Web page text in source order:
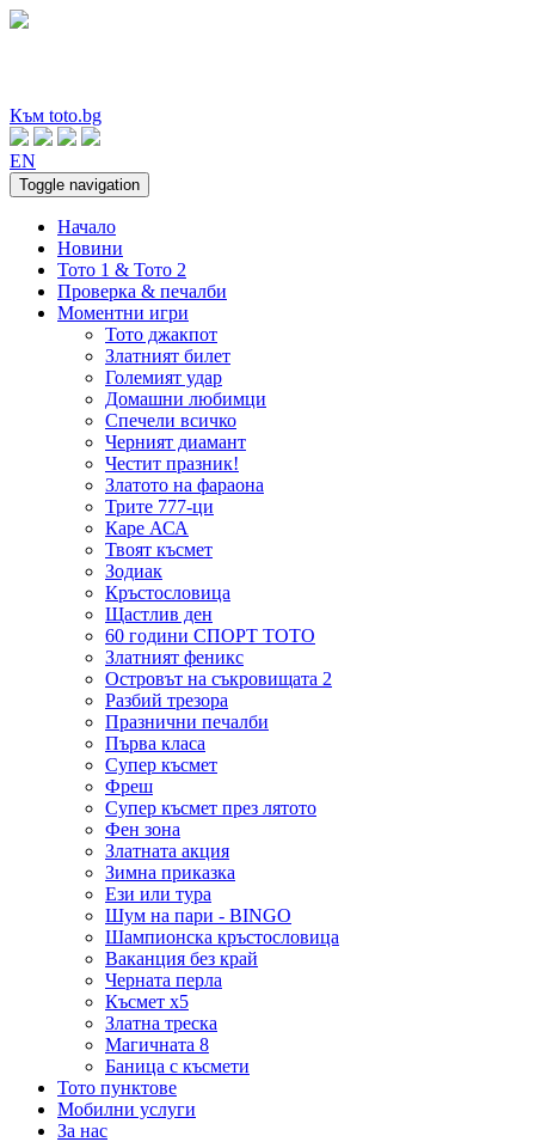
Към toto.bg
EN
Toggle navigation
Начало
Новини
Тото 1 & Тото 2
Проверка & печалби
Моментни игри
Тото джакпот
Златният билет
Големият удар
Домашни любимци
Спечели всичко
Черният диамант
Честит празник!
Златото на фараона
Трите 777-ци
Каре АСА
Твоят късмет
Зодиак
Кръстословица
Щастлив ден
60 години СПОРТ ТОТО
Златният феникс
Островът на съкровищата 2
Разбий трезора
Празнични печалби
Първа класа
Супер късмет
Фреш
Супер късмет през лятото
Фен зона
Златната акция
Зимна приказка
Ези или тура
Шум на пари - BINGO
Шампионска кръстословица
Ваканция без край
Черната перла
Късмет х5
Златна треска
Магичната 8
Баница с късмети
Тото пунктове
Мобилни услуги
За нас